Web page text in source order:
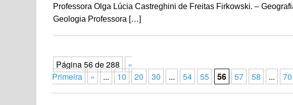
Professora Olga Lúcia Castreghini de Freitas Firkowski. –
Geologia Professora […]
Página 56 de 288
«
Primeira
« ... 10 20 30 ... 54 55 56 57 58 ... 70